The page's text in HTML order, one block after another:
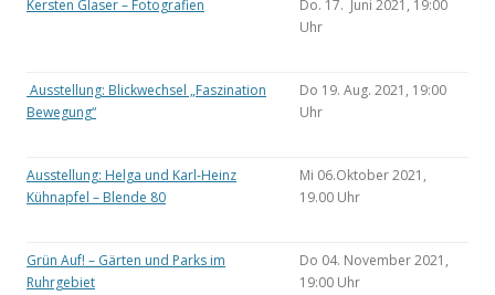
Kersten Glaser – Fotografien
Do. 17. Juni 2021, 19:00
Uhr
Ausstellung: Blickwechsel „Faszination
Bewegung“
Do 19. Aug. 2021, 19:00
Uhr
Ausstellung: Helga und Karl-Heinz
Kühnapfel – Blende 80
Mi 06.Oktober 2021,
19.00 Uhr
Grün Auf! – Gärten und Parks im
Ruhrgebiet
Do 04. November 2021,
19:00 Uhr